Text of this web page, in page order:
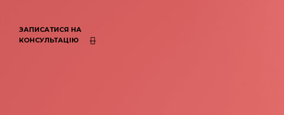
ЗАПИСАТИСЯ НА
КОНСУЛЬТАЦІЮ